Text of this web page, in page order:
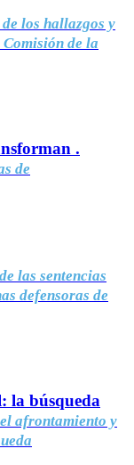
los hallazgos y
de la
.
de
las sentencias
defensoras de
la búsqueda
afrontamiento y